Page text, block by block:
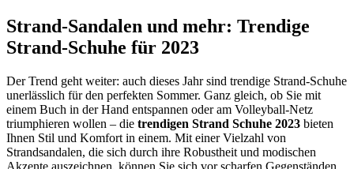
Strand-Sandalen und mehr: Trendige
Strand-Schuhe für 2023
Der Trend geht weiter: auch dieses Jahr sind trendige Strand-Schuhe
unerlässlich für den perfekten Sommer. Ganz gleich, ob Sie mit
einem Buch in der Hand entspannen oder am Volleyball-Netz
triumphieren wollen – die trendigen Strand Schuhe 2023 bieten
Ihnen Stil und Komfort in einem. Mit einer Vielzahl von
Strandsandalen, die sich durch ihre Robustheit und modischen
Akzente auszeichnen, können Sie sich vor scharfen Gegenständen